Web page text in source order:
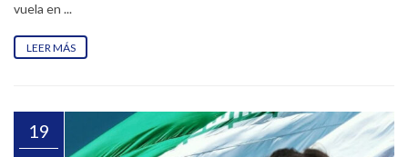
vuela en ...
LEER MÁS
19